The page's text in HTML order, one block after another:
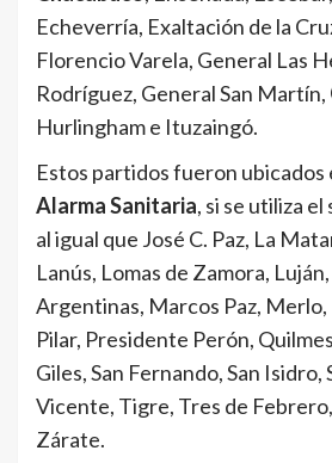
Echeverría, Exaltación de la
Florencio Varela, General Las
Rodríguez, General San Martín,
Hurlingham e Ituzaingó.
Estos partidos fueron ubicados
Alarma Sanitaria, si se utiliza
al igual que José C. Paz, La
Lanús, Lomas de Zamora,
Argentinas, Marcos Paz,
Pilar, Presidente Perón,
Giles, San Fernando, San Isidro,
Vicente, Tigre, Tres de
Zárate.